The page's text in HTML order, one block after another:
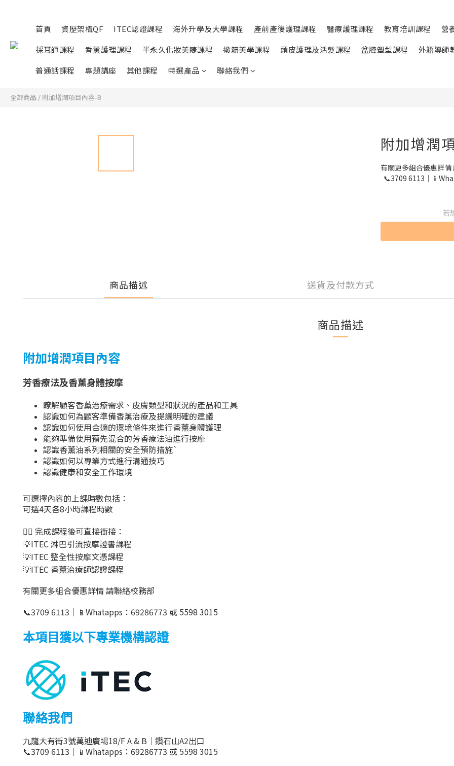
首頁 資歷架構QF ITEC認證課程 海外升學及大學課程 產前產後護理課程 醫療護理課程 教育培訓課程
營
採耳師課程
香薰護理課程 半永久化妝美睫課程 撥筋美學課程 頭皮護理及活髮課程 盆腔塑型課程
外籍導師
普通話課程
專題講座 其他課程 特選產品 聯絡我們
全部商品 / 附加增潤項目內容-B
附加增潤
有關更多組合優惠詳
📞3709 6113｜
若
商品描述 送貨及付款方式
商品描述
附加增潤項目內容
芳香療法及香薰身體按摩
瞭解顧客香薰治療需求、皮膚類型和狀況的產品和工具
認識如何為顧客準備香薰治療及提議明確的建議
認識如何使用合適的環境條件來進行香薰身體護理
能夠準備使用預先混合的芳香療法油進行按摩
認識香薰油系列相關的安全預防措施`
認識如何以專業方式進行溝通技巧
認識健康和安全工作環境
可選擇內容的上課時數包括：
可選4天各8小時課程時數
👍🏻 完成課程後可直接銜接：
💡ITEC 淋巴引流按摩證書課程
💡ITEC 整全性按摩文憑課程
💡ITEC 香薰治療師認證課程
有關更多組合優惠詳情請聯絡校務部
📞3709 6113 ｜ 📱 Whatapps ： 69286773 或 5598 3015
本項目獲以下專業機構認證
聯絡我們
九龍大有街3號萬迪廣場18/F A & B ｜鑽石山A2出口
📞3709 6113 ｜ 📱 Whatapps ： 69286773 或 5598 3015